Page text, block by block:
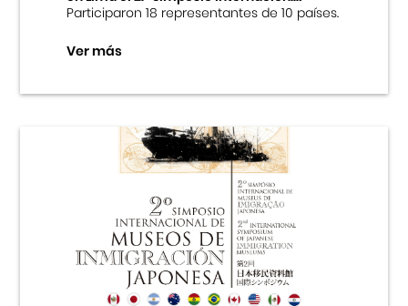
Participaron 18 representantes de 10 países.
Ver más